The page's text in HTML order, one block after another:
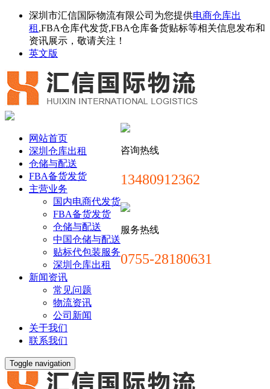
深圳市汇信国际物流有限公司为您提供电商仓库出
租 ,FBA仓库代发货,FBA仓库备货贴标等相关信息发布和
资讯展示，敬请关注！
英文版
咨询热线
13480912362
服务热线
0755-28180631
网站首页
深圳仓库出租
仓储与配送
FBA备货发货
主营业务
国内电商代发货
FBA备货发货
仓储与配送
中国仓储与配送
贴标代包装服务
深圳仓库出租
新闻资讯
常见问题
物流资讯
公司新闻
关于我们
联系我们
Toggle navigation